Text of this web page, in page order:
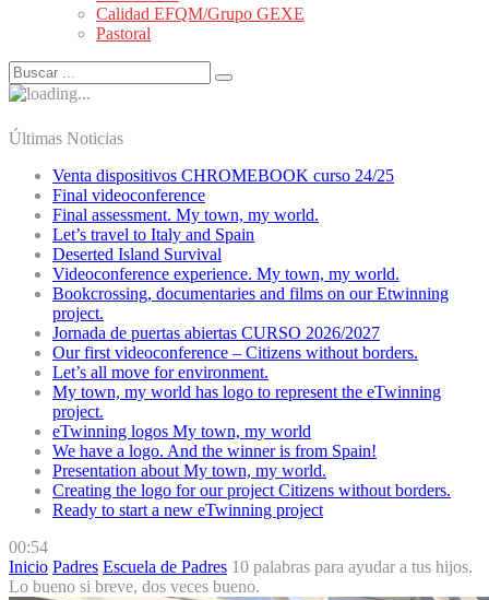
Calidad EFQM/Grupo GEXE
Pastoral
Últimas Noticias
Venta dispositivos CHROMEBOOK curso 24/25
Final videoconference
Final assessment. My town, my world.
Let’s travel to Italy and Spain
Deserted Island Survival
Videoconference experience. My town, my world.
Bookcrossing, documentaries and films on our Etwinning
project.
Jornada de puertas abiertas CURSO 2026/2027
Our first videoconference – Citizens without borders.
Let’s all move for environment.
My town, my world has logo to represent the eTwinning
project.
eTwinning logos My town, my world
We have a logo. And the winner is from Spain!
Presentation about My town, my world.
Creating the logo for our project Citizens without borders.
Ready to start a new eTwinning project
00:54
Inicio Padres Escuela de Padres 10 palabras para ayudar a tus hijos.
Lo bueno si breve, dos veces bueno.